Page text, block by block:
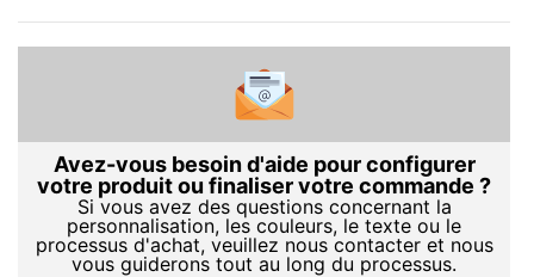
Avez-vous besoin d'aide pour configurer
votre produit ou finaliser votre commande ?
Si vous avez des questions concernant la
personnalisation, les couleurs, le texte ou le
processus d'achat, veuillez nous contacter et nous
vous guiderons tout au long du processus.